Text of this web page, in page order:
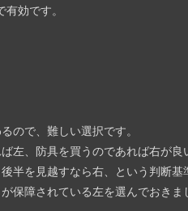
効です。
ので、難しい選択です。
、防具を買うのであれば右が良
を見越すなら右、という判断基
障されている左を選んでおきま